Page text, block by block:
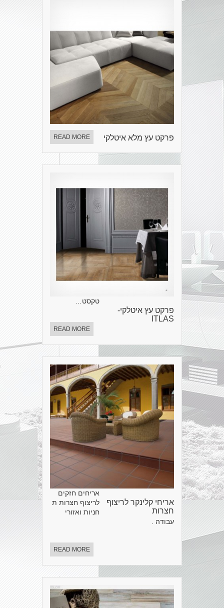
פרקט עץ מלא איטלקי READ MORE
פרקט עץ איטלקי-
ITLAS
טקסט…
READ MORE
אריחי קלינקר לריצוף
חצרות
אריחים חזקים
לריצוף חצרות ת
חניות ואזורי
עבודה .
READ MORE